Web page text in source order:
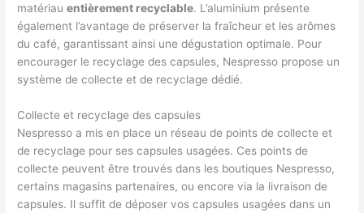
matériauentièrement recyclable. L’aluminium présente
également l’avantage de préserver la fraîcheur et les arômes
du café, garantissant ainsi une dégustation optimale. Pour
encourager le recyclage des capsules, Nespresso propose un
système de collecte et de recyclage dédié.
Collecte et recyclage des capsules
Nespresso a mis en place un réseau de points de collecte et
de recyclage pour ses capsules usagées. Ces points de
collecte peuvent être trouvés dans les boutiques Nespresso,
certains magasins partenaires, ou encore via la livraison de
capsules. Il suffit de déposer vos capsules usagées dans un